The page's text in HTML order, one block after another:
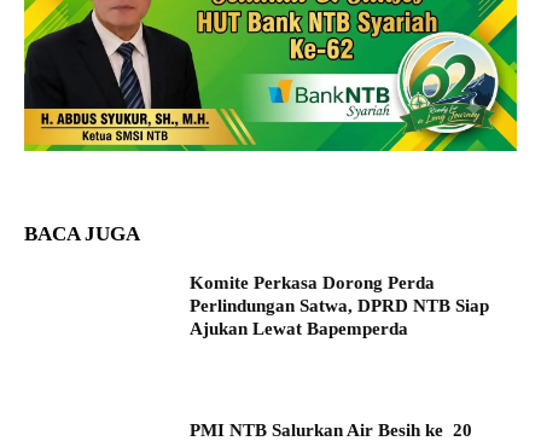
BACA JUGA
Komite Perkasa Dorong Perda
Perlindungan Satwa, DPRD NTB Siap
Ajukan Lewat Bapemperda
PMI NTB Salurkan Air Besih ke 20